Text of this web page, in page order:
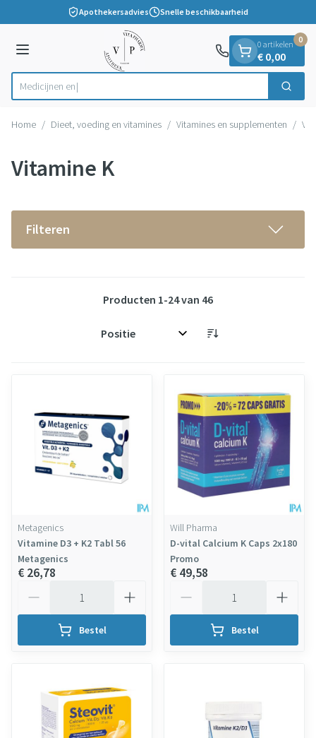
Ga naar de inhoudApothekersadvies Snelle beschikbaarheid
Menu
Product, merk, categorie... Zoek
0 artikelen
€ 0,00
0
Home / Dieet, voeding en vitamines / Vitamines en supplementen /
Vitamine K
Filteren
Producten 1-24van 46
Sorteer op:
Metagenics
Vitamine D3 + K2 Tabl 56
Metagenics
€ 26,78
Bestel
Will Pharma
D-vital Calcium K Caps 2x180
Promo
€ 49,58
Bestel